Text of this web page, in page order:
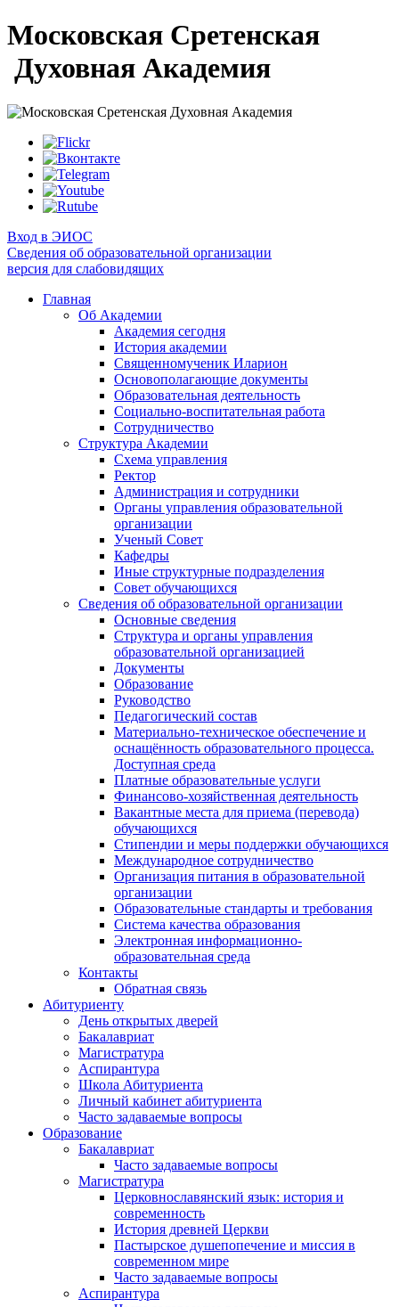
Московская Сретенская
Духовная Академия
Вход в ЭИОС
Сведения об образовательной организации
версия для слабовидящих
Главная
Об Академии
Академия сегодня
История академии
Священномученик Иларион
Основополагающие документы
Образовательная деятельность
Социально-воспитательная работа
Сотрудничество
Структура Академии
Схема управления
Ректор
Администрация и сотрудники
Органы управления образовательной
организации
Ученый Совет
Кафедры
Иные структурные подразделения
Совет обучающихся
Сведения об образовательной организации
Основные сведения
Структура и органы управления
образовательной организацией
Документы
Образование
Руководство
Педагогический состав
Материально-техническое обеспечение и
оснащённость образовательного процесса.
Доступная среда
Платные образовательные услуги
Финансово-хозяйственная деятельность
Вакантные места для приема (перевода)
обучающихся
Стипендии и меры поддержки обучающихся
Международное сотрудничество
Организация питания в образовательной
организации
Образовательные стандарты и требования
Система качества образования
Электронная информационно-
образовательная среда
Контакты
Обратная связь
Абитуриенту
День открытых дверей
Бакалавриат
Магистратура
Аспирантура
Школа Абитуриента
Личный кабинет абитуриента
Часто задаваемые вопросы
Образование
Бакалавриат
Часто задаваемые вопросы
Магистратура
Церковнославянский язык: история и
современность
История древней Церкви
Пастырское душепопечение и миссия в
современном мире
Часто задаваемые вопросы
Аспирантура